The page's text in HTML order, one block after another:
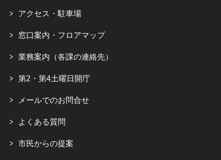
アクセス・駐車場
窓口案内・フロアマップ
業務案内（各課の連絡先）
第2・第4土曜日開庁
メールでのお問合せ
よくある質問
市民からの提案